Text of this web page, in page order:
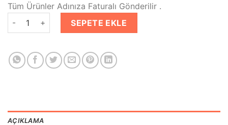
Tüm Ürünler Adınıza Faturalı Gönderilir .
Castrol Edge 5W30 LL Tam Sentetik Dpf Motor Yağı 5 Litre
SEPETE EKLE
AÇIKLAMA